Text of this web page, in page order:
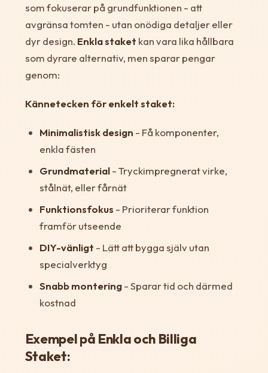
som fokuserar på grundfunktionen - att
avgränsa tomten - utan onödiga detaljer eller
dyr design. Enkla staket kan vara lika hållbara
som dyrare alternativ, men sparar pengar
genom:
Kännetecken för enkelt staket:
Minimalistisk design - Få komponenter,
enkla fästen
Grundmaterial- Tryckimpregnerat virke,
stålnät, eller fårnät
Funktionsfokus - Prioriterar funktion
framför utseende
DIY-vänligt - Lätt att bygga själv utan
specialverktyg
Snabb montering- Sparar tid och därmed
kostnad
Exempel på Enkla och Billiga
Staket: